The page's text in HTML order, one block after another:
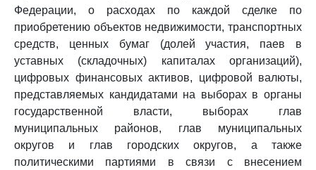
Федерации, о расходах по каждой сделке по
приобретению объектов недвижимости, транспортных
средств, ценных бумаг (долей участия, паев в
уставных (складочных) капиталах организаций),
цифровых финансовых активов, цифровой валюты,
представляемых кандидатами на выборах в органы
государственной власти, выборах глав
муниципальных районов, глав муниципальных
округов и глав городских округов, а также
политическими партиями в связи с внесением